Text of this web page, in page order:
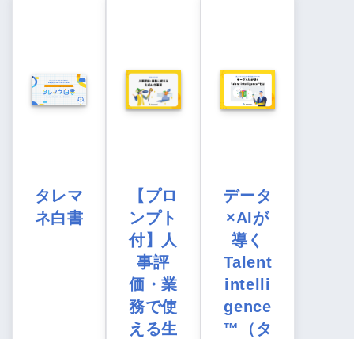
タレマ
ネ白書
【プロ
ンプト
付】人
事評
価・業
務で使
える生
データ
×AIが
導く
Talent
intelli
gence
™（タ